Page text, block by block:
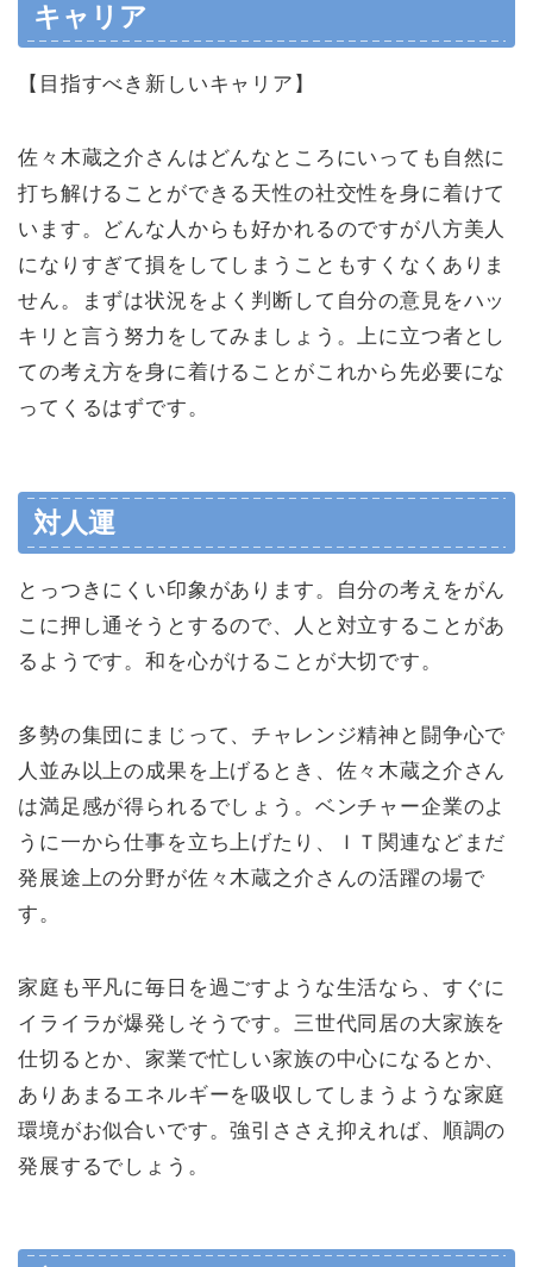
キャリア
【目指すべき新しいキャリア】
佐々木蔵之介さんはどんなところにいっても自然に
打ち解けることができる天性の社交性を身に着けて
います。どんな人からも好かれるのですが八方美人
になりすぎて損をしてしまうこともすくなくありま
せん。まずは状況をよく判断して自分の意見をハッ
キリと言う努力をしてみましょう。上に立つ者とし
ての考え方を身に着けることがこれから先必要にな
ってくるはずです。
対人運
とっつきにくい印象があります。自分の考えをがん
こに押し通そうとするので、人と対立することがあ
るようです。和を心がけることが大切です。
多勢の集団にまじって、チャレンジ精神と闘争心で
人並み以上の成果を上げるとき、佐々木蔵之介さん
は満足感が得られるでしょう。ベンチャー企業のよ
うに一から仕事を立ち上げたり、ＩＴ関連などまだ
発展途上の分野が佐々木蔵之介さんの活躍の場で
す。
家庭も平凡に毎日を過ごすような生活なら、すぐに
イライラが爆発しそうです。三世代同居の大家族を
仕切るとか、家業で忙しい家族の中心になるとか、
ありあまるエネルギーを吸収してしまうような家庭
環境がお似合いです。強引ささえ抑えれば、順調の
発展するでしょう。